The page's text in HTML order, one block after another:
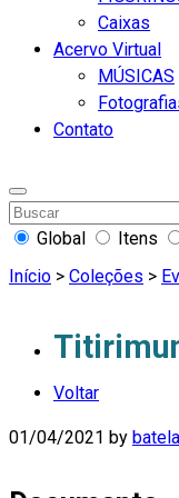
Caixas
Acervo Virtual
MÚSICAS
Contato
Global Itens
Início > Coleções >
Voltar
01/04/2021 by